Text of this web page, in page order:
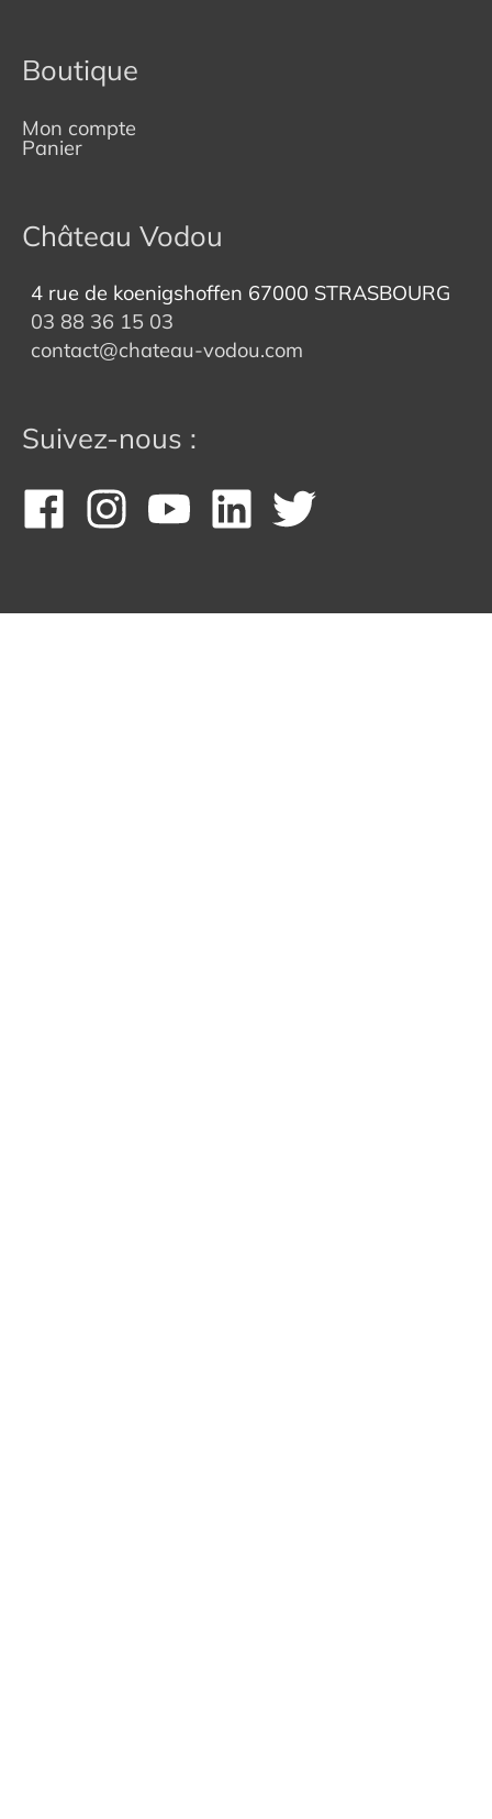
Boutique
Mon compte
Panier
Château Vodou
4 rue de koenigshoffen 67000 STRASBOURG
03 88 36 15 03
contact@chateau-vodou.com
Suivez-nous :